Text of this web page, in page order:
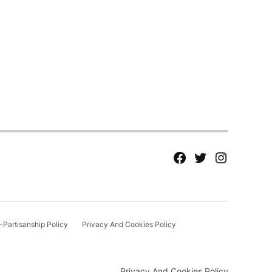
fb Tw tw
Partisanship Policy Privacy And Cookies Policy